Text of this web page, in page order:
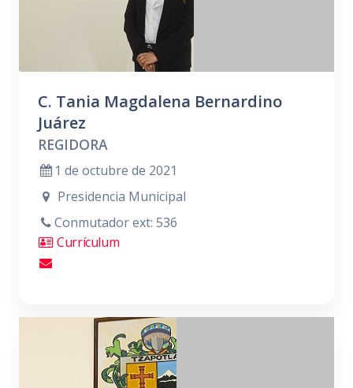
C. Tania Magdalena Bernardino
Juárez
REGIDORA
1 de octubre de 2021
Presidencia Municipal
Conmutador ext: 536
Currículum